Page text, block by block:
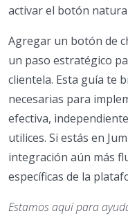
activar el botón
Agregar un botón de
un paso estratégico
clientela. Esta guía te
necesarias para
efectiva,
utilices. Si estás en
integración aún más
específicas de la
Estamos aquí para